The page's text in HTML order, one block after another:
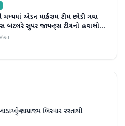
મધ્યમાં એડન માર્કરામ ટીમ છોડી ગયા
બટલરે સુપર જાયન્ટ્સ ટીમનો હવાલો
સામ્રાજ્ય બિસ્માર રસ્તાથી